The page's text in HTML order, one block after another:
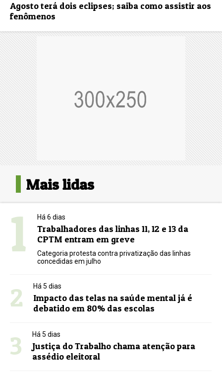
Agosto terá dois eclipses; saiba como assistir aos
fenômenos
Mais lidas
1 Há 6 dias
Trabalhadores das linhas 11, 12 e 13 da
CPTM entram em greve
Categoria protesta contra privatização das linhas
concedidas em julho
2 Há 5 dias
Impacto das telas na saúde mental já é
debatido em 80% das escolas
3 Há 5 dias
Justiça do Trabalho chama atenção para
assédio eleitoral